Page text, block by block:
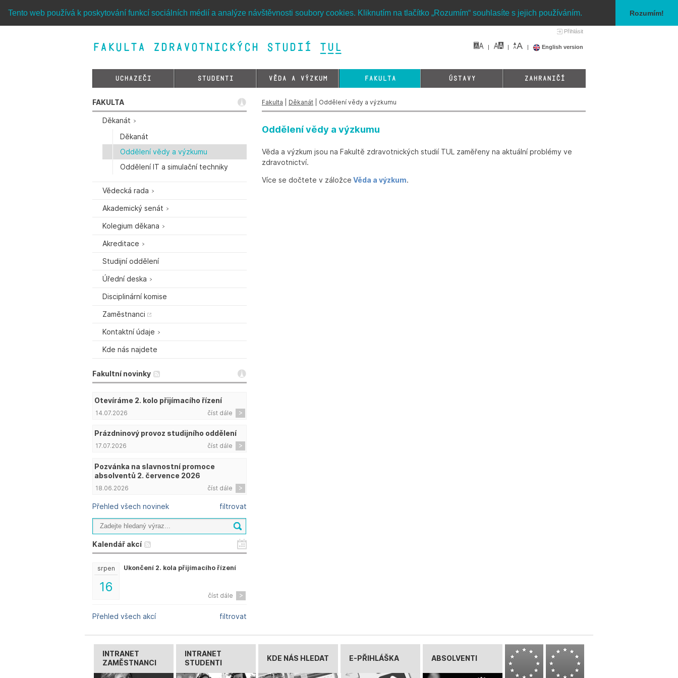
Tento web používá k poskytování funkcí sociálních médií a analýze návštěvnosti soubory cookies. Kliknutím na tlačítko „Rozumím“ souhlasíte s jejich používáním. Rozumím!
Přihlásit
Fakulta zdravotnických studií TUL& English version
UCHAZEČI STUDENTI VĚDA A VÝZKUM FAKULTA ÚSTAVY ZAHRANIČÍ
FAKULTA
Děkanát
Děkanát
Oddělení vědy a výzkumu
Oddělení IT a simulační techniky
Vědecká rada
Akademický senát
Kolegium děkana
Akreditace
Studijní oddělení
Úřední deska
Disciplinární komise
Zaměstnanci
Kontaktní údaje
Kde nás najdete
Fakultní novinky
Otevíráme 2. kolo přijímacího řízení
číst dále
14.07.2026
Prázdninový provoz studijního oddělení
číst dále
17.07.2026
Pozvánka na slavnostní promoce
absolventů 2. července 2026
číst dále
18.06.2026
Přehled všech novinek filtrovat
Kalendář akcí
16
srpen Ukončení 2. kola přijímacího řízení
číst dále
Přehled všech akcí filtrovat
Fakulta Děkanát | Oddělení vědy a výzkumu
Oddělení vědy a výzkumu
Věda a výzkum jsou na Fakultě zdravotnických studií TUL zaměřeny na aktuální problémy ve
zdravotnictví.
Více se dočtete v záložce Věda a výzkum.
INTRANET
ZAMĚSTNANCI
INTRANET
STUDENTI
KDE NÁS HLEDAT E-PŘIHLÁŠKA ABSOLVENTI